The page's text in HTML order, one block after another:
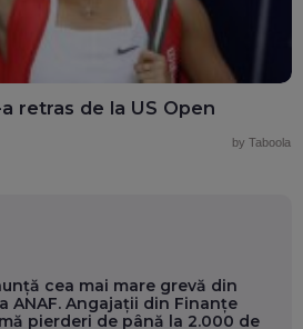
retras de la US Open
by Taboola
cea mai mare grevă din
ANAF. Angajații din Finanțe
pierderi de până la 2.000 de